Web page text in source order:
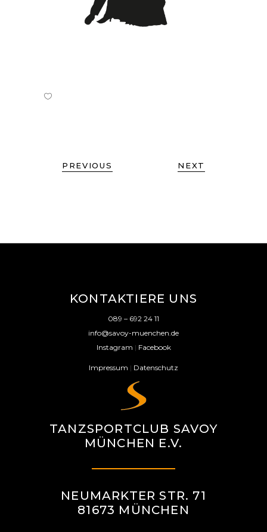
PREVIOUS NEXT
KONTAKTIERE UNS
089 – 692 24 11
info@savoy-muenchen.de
Instagram | Facebook
Impressum | Datenschutz
TANZSPORTCLUB SAVOY
MÜNCHEN E.V.
NEUMARKTER STR. 71
81673 MÜNCHEN